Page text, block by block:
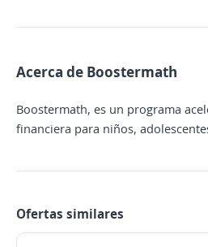
Acerca de Boostermath
Boostermath, es un programa
financiera para niños,
Ofertas similares